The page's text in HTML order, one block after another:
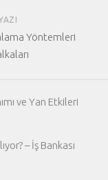
Yöntemleri
ve Yan Etkileri
– İş Bankası